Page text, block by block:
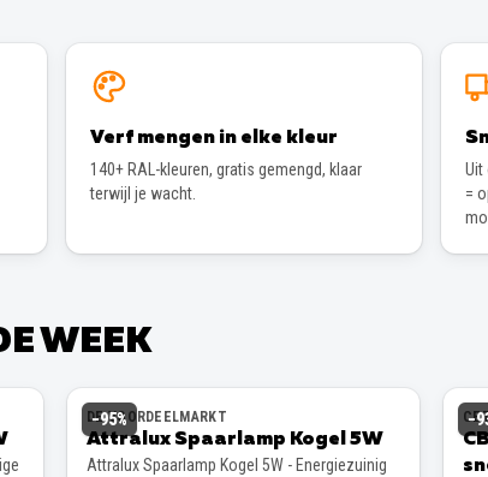
Verf mengen in elke kleur
140+ RAL-kleuren, gratis gemengd, klaar
terwijl je wacht.
Uit
=
WEEK
−95%
DE VOORDEELMARKT
Attralux Spaarlamp Kogel 5W
Attralux Spaarlamp Kogel 5W - Energiezuinig
−